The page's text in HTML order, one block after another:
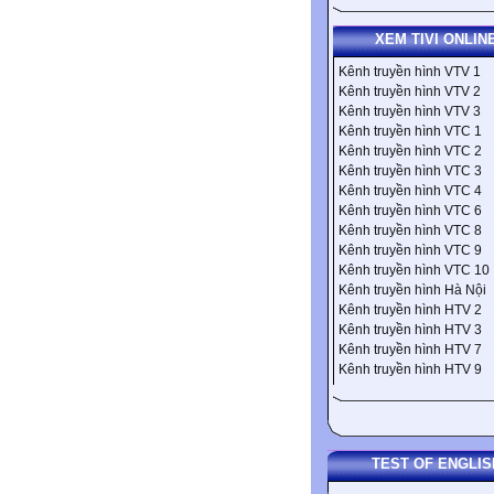
XEM TIVI
Kênh truyền hình VTV 1
Kênh truyền hình VTV 2
Kênh truyền hình VTV 3
Kênh truyền hình VTC 1
Kênh truyền hình VTC 2
Kênh truyền hình VTC 3
Kênh truyền hình VTC 4
Kênh truyền hình VTC 6
Kênh truyền hình VTC 8
Kênh truyền hình VTC 9
Kênh truyền hình VTC 10
Kênh truyền hình Hà Nội
Kênh truyền hình HTV 2
Kênh truyền hình HTV 3
Kênh truyền hình HTV 7
Kênh truyền hình HTV 9
TEST OF